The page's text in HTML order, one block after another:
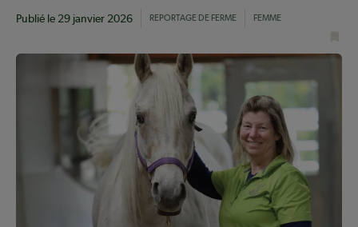
Publié le 29 janvier 2026 REPORTAGE DE FERME FEMME